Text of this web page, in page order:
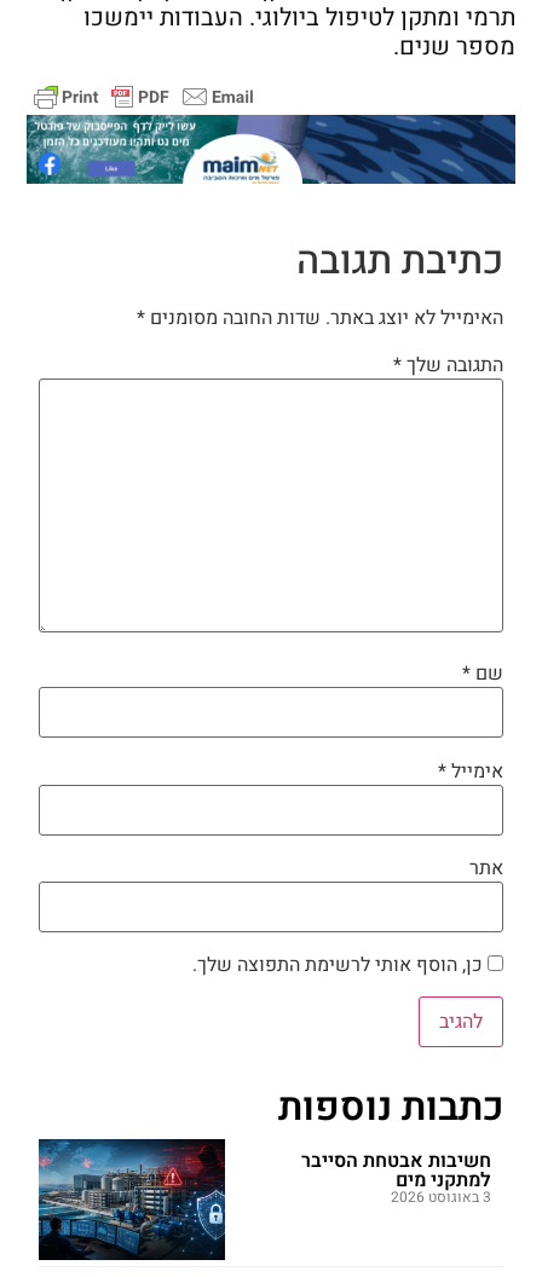
תרמי ומתקן לטיפול ביולוגי. העבודות יימשכו
מספר שנים.
כתיבת תגובה
האימייל לא יוצג באתר. שדות החובה מסומנים *
התגובה שלך*
שם *
אימייל*
אתר
כן, הוסף אותי לרשימת התפוצה שלך.
כתבות נוספות
חשיבות אבטחת הסייבר
למתקני מים
3 באוגוסט 2026